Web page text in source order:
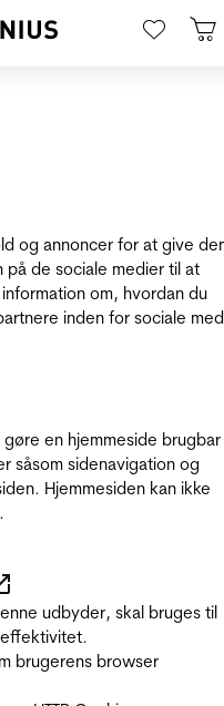
og annoncer for at give
de sociale medier til at
om, hvordan du
inden for sociale
en hjemmeside
såsom sidenavigation og
Hjemmesiden kan ikke
udbyder, skal bruges til
brugerens browser